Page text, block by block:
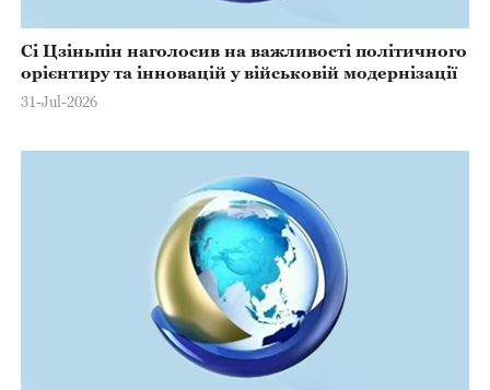
Сі Цзіньпін наголосив на важливості політичного
орієнтиру та інновацій у військовій модернізації
31-Jul-2026